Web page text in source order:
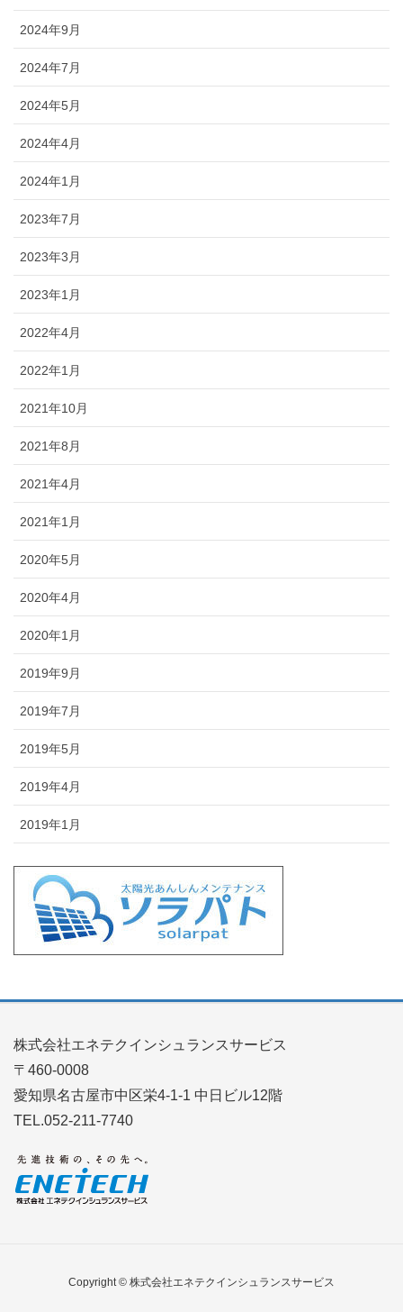
2024年9月
2024年7月
2024年5月
2024年4月
2024年1月
2023年7月
2023年3月
2023年1月
2022年4月
2022年1月
2021年10月
2021年8月
2021年4月
2021年1月
2020年5月
2020年4月
2020年1月
2019年9月
2019年7月
2019年5月
2019年4月
2019年1月
株式会社エネテクインシュランスサービス
〒460-0008
愛知県名古屋市中区栄4-1-1 中日ビル12階
TEL.052-211-7740
Copyright © 株式会社エネテクインシュランスサービス